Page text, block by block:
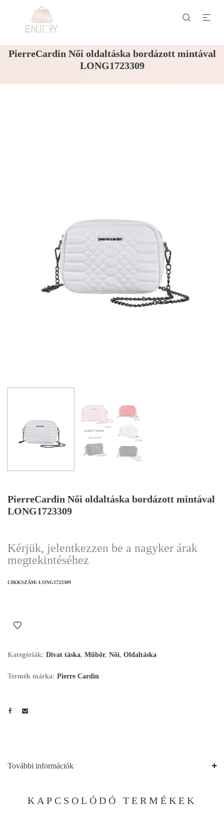
PierreCardin Női oldaltáska bordázott mintával
LONG1723309
PierreCardin Női oldaltáska bordázott mintával
LONG1723309
Kérjük, jelentkezzen be a nagyker árak
megtekintéséhez
CIKKSZÁM: LONG1723309
Kategóriák: Divat táska, Műbőr, Női, Oldaltáska
Termék márka: Pierre Cardin
További információk
KAPCSOLÓDÓ TERMÉKEK